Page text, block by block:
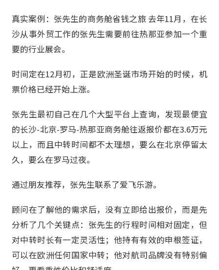
真实案例：张先生的商务舱省钱之旅 去年11月，在长
沙从事外贸工作的张先生需要前往热那亚参加一个重
要的行业展会。
时间定在12月初，正是欧洲圣诞市场开始的时候，机
票价格已经开始上涨。
张先生最初自己在几个大型平台上查询，发现最便宜
的长沙-北京-罗马-热那亚商务舱往返报价都在3.6万元
以上，而且中转时间都不太理想，要么在北京停留太
久，要么在罗马过夜。
通过朋友推荐，张先生联系了爱飞乐游。
顾问在了解他的需求后，没有立即给出报价，而是先
分析了几个关键点：张先生的行程时间相对固定，但
对中转时长有一定灵活性；他持有有效的申根签证，
可以在欧洲任何国家中转；他对航司品牌没有特别偏